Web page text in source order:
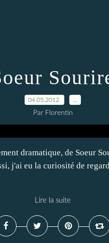
04.05.2012
Par Florentin
dramatique, de Soeur
j'ai eu la curiosité de
Lire la suite